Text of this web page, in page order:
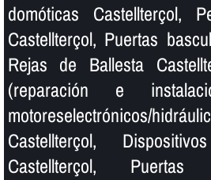
domóticas Castellterçol,
Castellterçol, Puertas
Rejas de Ballesta
(reparación e
motoreselectrónicos/
Castellterçol,
Castellterçol,